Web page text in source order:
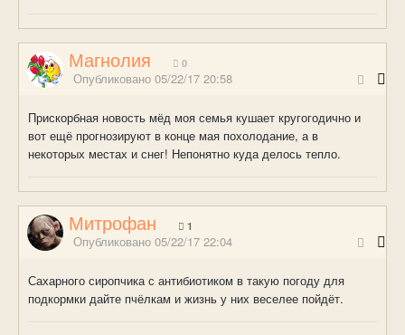
Магнолия 0
Опубликовано 05/22/17 20:58
Прискорбная новость мёд моя семья кушает кругогодично и
вот ещё прогнозируют в конце мая похолодание, а в
некоторых местах и снег! Непонятно куда делось тепло.
Митрофан 1
Опубликовано 05/22/17 22:04
Сахарного сиропчика с антибиотиком в такую погоду для
подкормки дайте пчёлкам и жизнь у них веселее пойдёт.